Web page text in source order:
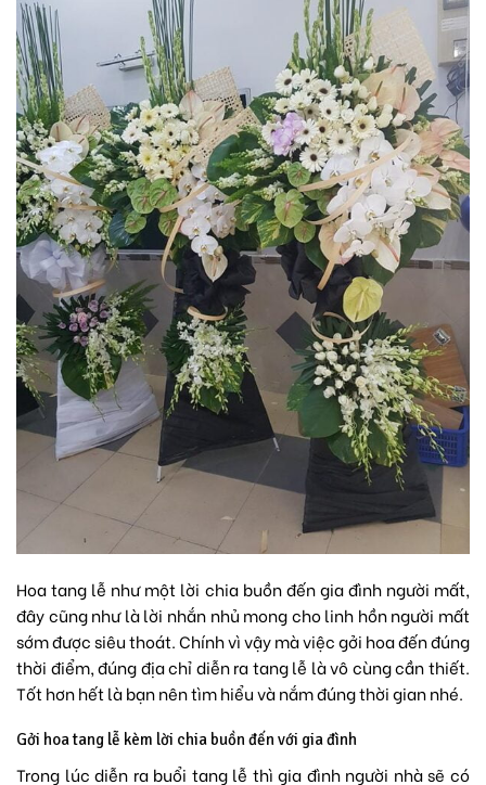
Hoa tang lễ như một lời chia buồn đến gia đình người mất,
đây cũng như là lời nhắn nhủ mong cho linh hồn người mất
sớm được siêu thoát. Chính vì vậy mà việc gởi hoa đến đúng
thời điểm, đúng địa chỉ diễn ra tang lễ là vô cùng cần thiết.
Tốt hơn hết là bạn nên tìm hiểu và nắm đúng thời gian nhé.
Gởi hoa tang lễ kèm lời chia buồn đến với gia đình
Trong lúc diễn ra buổi tang lễ thì gia đình người nhà sẽ có